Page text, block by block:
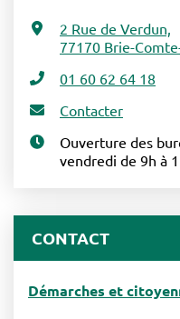
2 Rue de Verdun,
77170 Brie-
01 60 62 64 18
Contacter
Ouverture des
vendredi de 9h à
CONTACT
Démarches et